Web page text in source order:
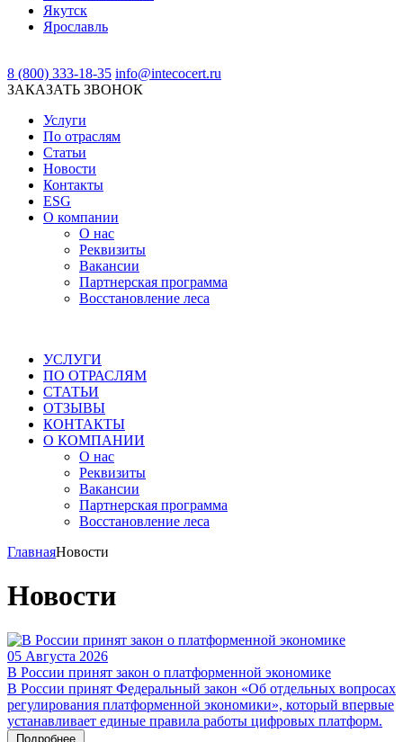
Якутск
Ярославль
8 (800) 333-18-35 info@intecocert.ru
ЗАКАЗАТЬ ЗВОНОК
Услуги
По отраслям
Статьи
Новости
Контакты
ESG
О компании
О нас
Реквизиты
Вакансии
Партнерская программа
Восстановление леса
УСЛУГИ
ПО ОТРАСЛЯМ
СТАТЬИ
ОТЗЫВЫ
КОНТАКТЫ
О КОМПАНИИ
О нас
Реквизиты
Вакансии
Партнерская программа
Восстановление леса
ГлавнаяНовости
Новости
05 Августа 2026
В России принят закон о платформенной экономике
В России принят Федеральный закон «Об отдельных вопросах
регулирования платформенной экономики», который впервые
устанавливает единые правила работы цифровых платформ.
Подробнее